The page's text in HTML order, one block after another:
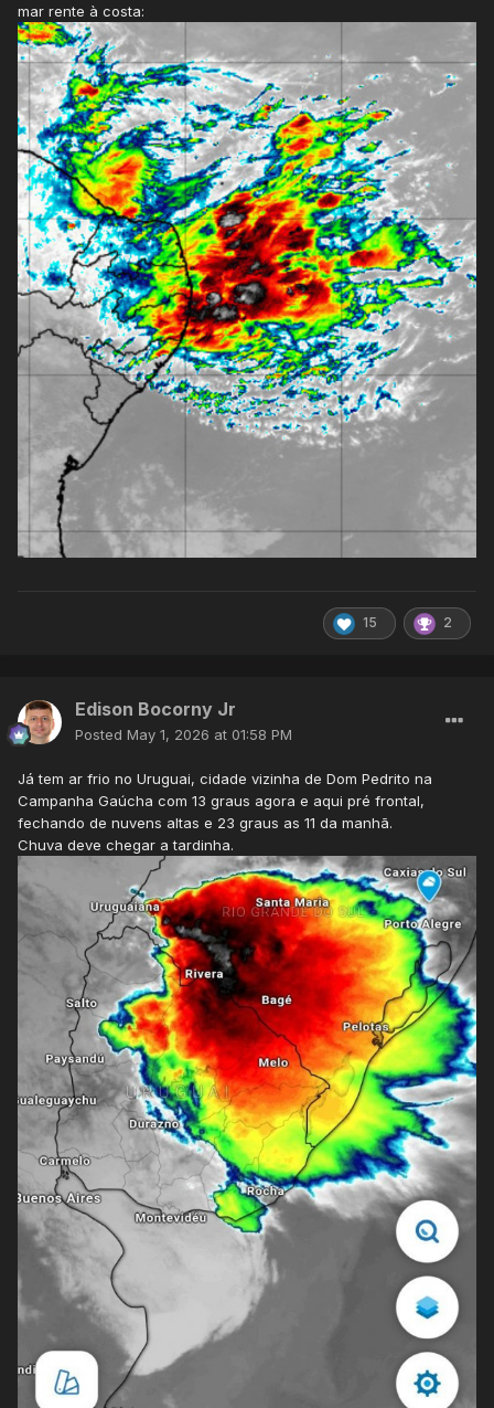
mar rente à costa:
15 2
Edison Bocorny Jr
Posted May 1, 2026 at 01:58 PM
Já tem ar frio no Uruguai, cidade vizinha de Dom Pedrito na
Campanha Gaúcha com 13 graus agora e aqui pré frontal,
fechando de nuvens altas e 23 graus as 11 da manhã.
Chuva deve chegar a tardinha.